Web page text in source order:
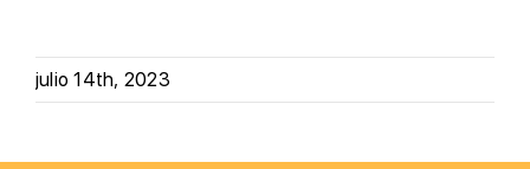
julio 14th, 2023